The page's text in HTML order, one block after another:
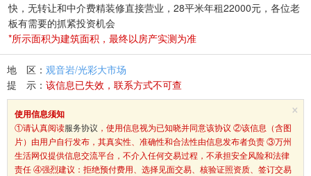
快，无转让和中介费精装修直接营业，28平米年租22000元，各位老
板有需要的抓紧投资机会
*所示面积为建筑面积，最终以房产实测为准
地 区： 观音岩/光彩大市场
提 示： 该信息已失效，联系方式不可查
×
使用信息须知
①请认真阅读服务协议 ，使用信息视为已知晓并同意该协议 ②该信息（含图
片）由用户自行发布，其真实性、准确性和合法性由信息发布者负责 ③万州
生活网仅提供信息交流平台，不介入任何交易过程，不承担安全风险和法律
责任 ④强烈建议：拒绝预付费用、选择见面交易、核验证照资质、签订交易